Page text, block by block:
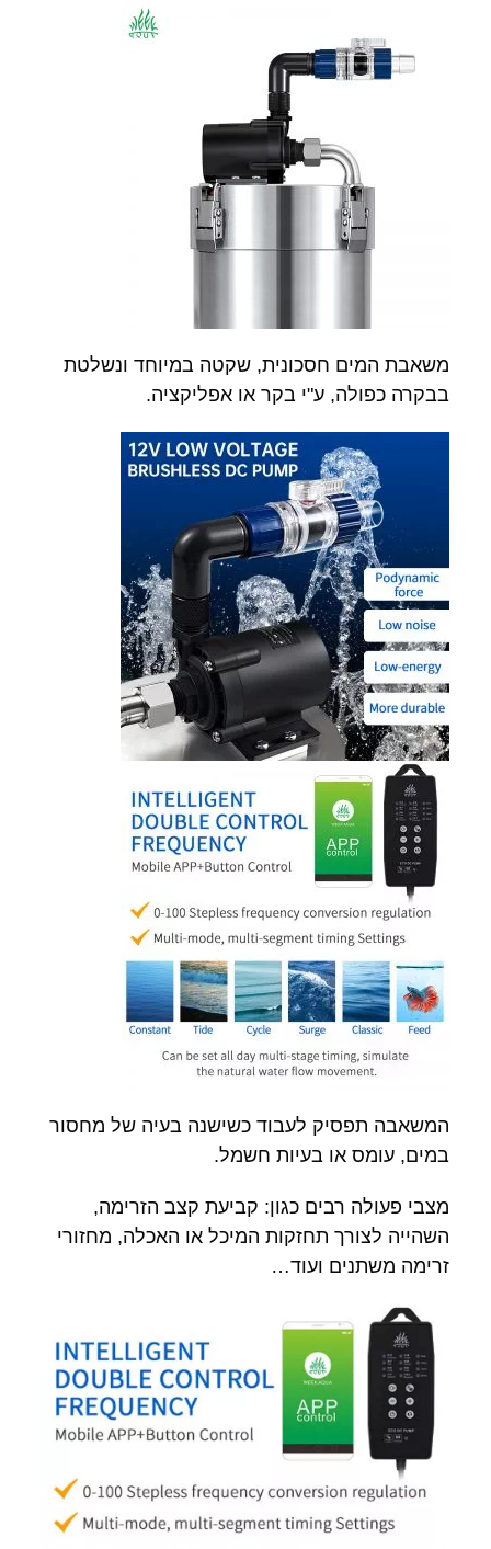
משאבת המים חסכונית, שקטה במיוחד ונשלטת
בבקרה כפולה, ע"י בקר או אפליקציה.
המשאבה תפסיק לעבוד כשישנה בעיה של מחסור
במים, עומס או בעיות חשמל.
מצבי פעולה רבים כגון: קביעת קצב הזרימה,
השהייה לצורך תחזקות המיכל או האכלה, מחזורי
זרימה משתנים ועוד…